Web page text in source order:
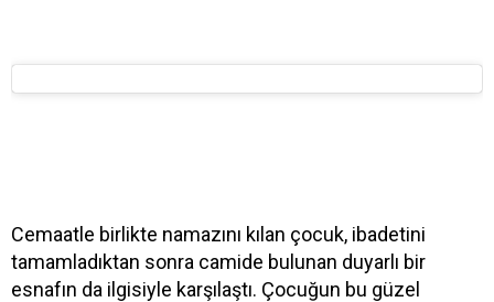
Cemaatle birlikte namazını kılan çocuk, ibadetini
tamamladıktan sonra camide bulunan duyarlı bir
esnafın da ilgisiyle karşılaştı. Çocuğun bu güzel